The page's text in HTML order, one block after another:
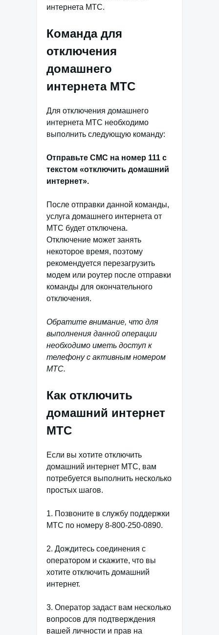
интернета МТС.
Команда для
отключения
домашнего
интернета МТС
Для отключения домашнего
интернета МТС необходимо
выполнить следующую команду:
Отправьте СМС на номер 111 с
текстом «отключить домашний
интернет».
После отправки данной команды,
услуга домашнего интернета от
МТС будет отключена.
Отключение может занять
некоторое время, поэтому
рекомендуется перезагрузить
модем или роутер после отправки
команды для окончательного
отключения.
Обратите внимание, что для
выполнения данной операции
необходимо иметь доступ к
телефону с активным номером
МТС.
Как отключить
домашний интернет
МТС
Если вы хотите отключить
домашний интернет МТС, вам
потребуется выполнить несколько
простых шагов.
1. Позвоните в службу поддержки
МТС по номеру 8-800-250-0890.
2. Дождитесь соединения с
оператором и скажите, что вы
хотите отключить домашний
интернет.
3. Оператор задаст вам несколько
вопросов для подтверждения
вашей личности и прав на